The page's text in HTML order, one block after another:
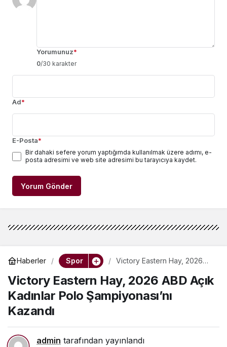
Yorumunuz*
0/30 karakter
Ad*
E-Posta*
Bir dahaki sefere yorum yaptığımda kullanılmak üzere adımı, e-
posta adresimi ve web site adresimi bu tarayıcıya kaydet.
Yorum Gönder
Haberler Spor
Victory Eastern Hay, 2026
Şampiyonası’nı Kazandı
Victory Eastern Hay, 2026 ABD Açık
Kadınlar Polo Şampiyonası’nı
Kazandı
admin tarafından yayınlandı